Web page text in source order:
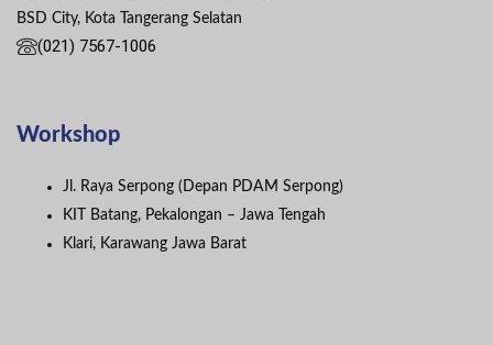
BSD City, Kota Tangerang Selatan
(021) 7567-1006
Workshop
Jl. Raya Serpong (Depan PDAM Serpong)
KIT Batang, Pekalongan – Jawa Tengah
Klari, Karawang Jawa Barat